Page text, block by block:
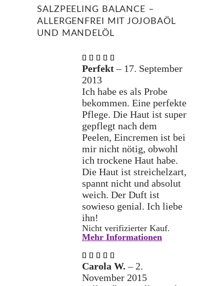
SALZPEELING BALANCE –
ALLERGENFREI MIT JOJOBAÖL
UND MANDELÖL
mit 5
von 5
Perfekt– 17. September
2013
Ich habe es als Probe
bekommen. Eine perfekte
Pflege. Die Haut ist super
gepflegt nach dem
Peelen, Eincremen ist bei
mir nicht nötig, obwohl
ich trockene Haut habe.
Die Haut ist streichelzart,
spannt nicht und absolut
weich. Der Duft ist
sowieso genial. Ich liebe
ihn!
Nicht verifizierter Kauf.
Mehr Informationen
mit5
von 5
Carola W.– 2.
November 2015